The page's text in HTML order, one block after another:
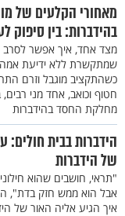
מאחורי הקלעים של
בהידברות: בין סיפוק
שמתקשרת ללא ידיעת
כשהתקציב מוגבל וזרם
חטוף וכואב, אחד מני
מחלקת החסד בהידברות
הידברות בבית חולים:
של הידברות
"תראי, חושבים שהוא
אבל הוא ממש חזק בדת",
איך הגיע אליה האור של